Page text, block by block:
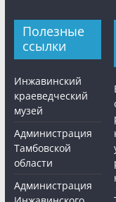
Полезные
ссылки
Инжавинский
краеведческий
музей
Администрация
Тамбовской
области
Администрация